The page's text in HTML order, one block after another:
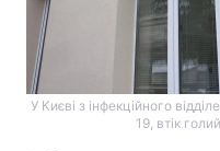
У Києві з інфекційного
19, втік